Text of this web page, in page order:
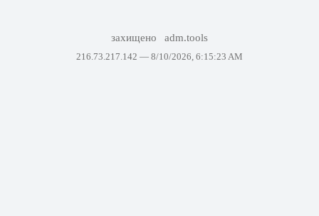
захищено adm.tools
216.73.217.142 — 8/10/2026, 6:15:23 AM